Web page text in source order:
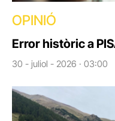
OPINIÓ
Error històric a
30 - juliol - 2026 · 03:00